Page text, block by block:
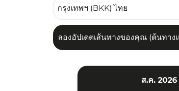
ลองอัปเดตเส้นทางของคุณ (ต้นทา
ส.ค. 2026